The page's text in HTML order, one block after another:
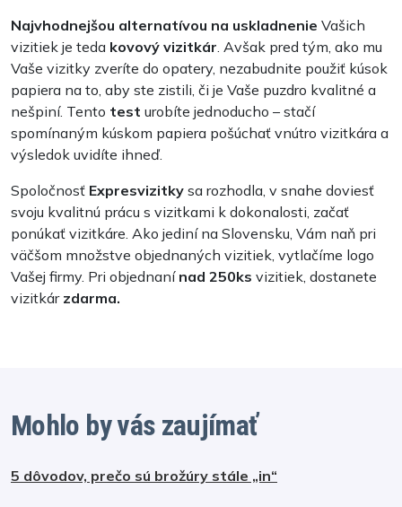
Najvhodnejšou alternatívou na uskladnenie Vašich
vizitiek je teda kovový vizitkár. Avšak pred tým, ako mu
Vaše vizitky zveríte do opatery, nezabudnite použiť kúsok
papiera na to, aby ste zistili, či je Vaše puzdro kvalitné a
nešpiní. Tento test urobíte jednoducho – stačí
spomínaným kúskom papiera pošúchať vnútro vizitkára a
výsledok uvidíte ihneď.
Spoločnosť Expresvizitky sa rozhodla, v snahe doviesť
svoju kvalitnú prácu s vizitkami k dokonalosti, začať
ponúkať vizitkáre. Ako jediní na Slovensku, Vám naň pri
väčšom množstve objednaných vizitiek, vytlačíme logo
Vašej firmy. Pri objednaní nad 250ks vizitiek, dostanete
vizitkár zdarma.
Mohlo by vás zaujímať
5 dôvodov, prečo sú brožúry stále „in“